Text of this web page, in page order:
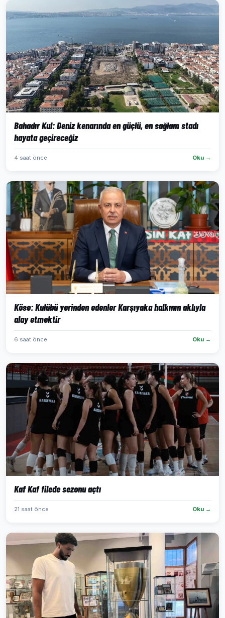
Bahadır Kul: Deniz kenarında en güçlü, en sağlam stadı
hayata geçireceğiz
4 saat önce Oku →
Köse: Kulübü yerinden edenler Karşıyaka halkının aklıyla
alay etmektir
6 saat önce Oku →
Kaf Kaf filede sezonu açtı
21 saat önce Oku →